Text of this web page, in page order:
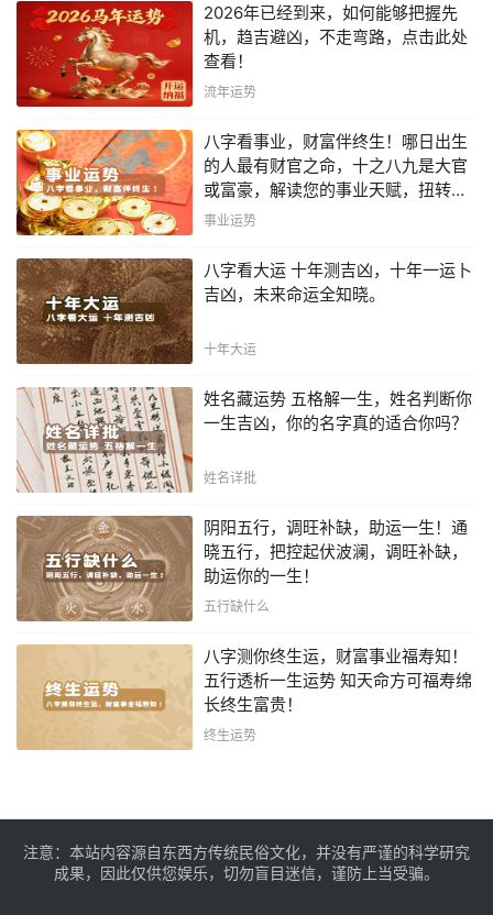
2026年已经到来，如何能够把握先
机，趋吉避凶，不走弯路，点击此处
查看！
流年运势
八字看事业，财富伴终生！哪日出生
的人最有财官之命，十之八九是大官
或富豪，解读您的事业天赋，扭转当
下不利困局！！
事业运势
八字看大运 十年测吉凶，十年一运卜
吉凶，未来命运全知晓。
十年大运
姓名藏运势 五格解一生，姓名判断你
一生吉凶，你的名字真的适合你吗？
姓名详批
阴阳五行，调旺补缺，助运一生！通
晓五行，把控起伏波澜，调旺补缺，
助运你的一生！
五行缺什么
八字测你终生运，财富事业福寿知！
五行透析一生运势 知天命方可福寿绵
长终生富贵！
终生运势
注意：本站内容源自东西方传统民俗文化，并没有严谨的科学研究
成果，因此仅供您娱乐，切勿盲目迷信，谨防上当受骗。